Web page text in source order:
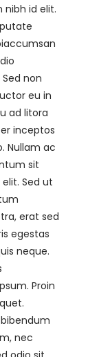
nibh id elit.
non
eu in
ad litora
inceptos
Nullam ac
sit
Sed ut
erat sed
egestas
neque.
Proin
nec